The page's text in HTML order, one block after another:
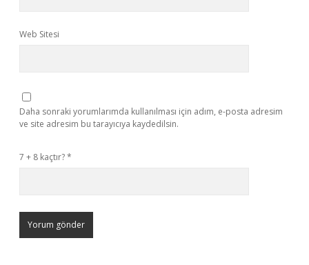
Web Sitesi
Daha sonraki yorumlarımda kullanılması için adım, e-posta adresim
ve site adresim bu tarayıcıya kaydedilsin.
7 + 8 kaçtır?*